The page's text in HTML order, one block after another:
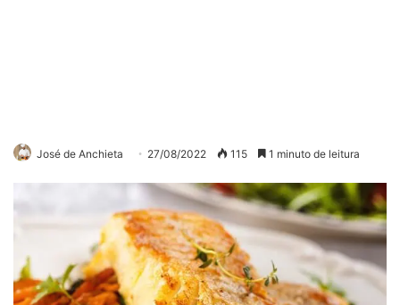
José de Anchieta 27/08/2022 115 1 minuto de leitura